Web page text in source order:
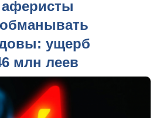
ущерб
млн леев